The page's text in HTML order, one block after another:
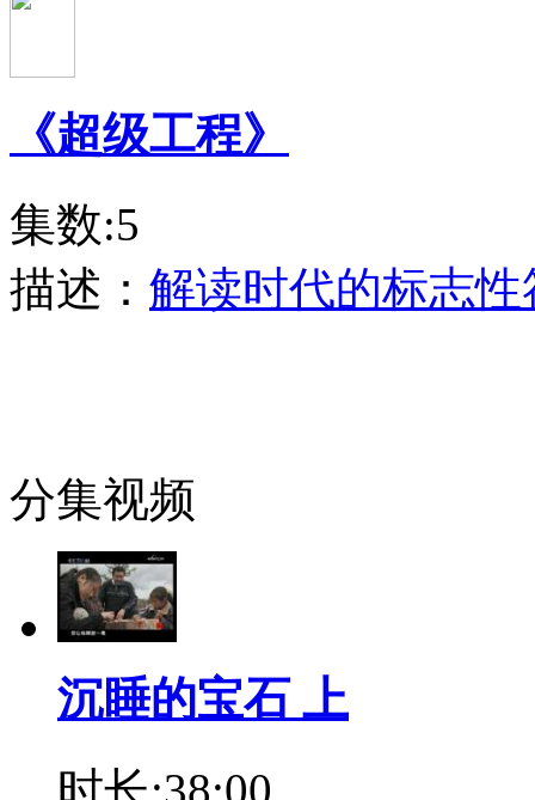
《超级工程》
集数:5
描述： 解读时代的标志性
分集视频
沉睡的宝石 上
时长:38:00